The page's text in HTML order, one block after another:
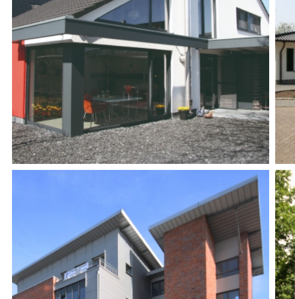
ERRICHTUNG EINES
EINFAMILIENHAUSES
MÖNCHENGLADBACH
WOHN- UND
GESCHÄFTSHAUS (8WE)